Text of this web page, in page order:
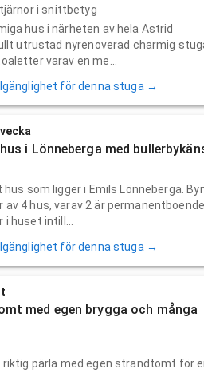
i snittbetyg
hus i närheten av hela Astrid
utrustad nyrenoverad charmig
varav en me...
för denna stuga →
i Lönneberga med
hus som ligger i Emils Lönneberga.
4 hus, varav 2 är permanentboende.
i huset intill...
för denna stuga →
med egen brygga och många
riktig pärla med egen strandtomt för